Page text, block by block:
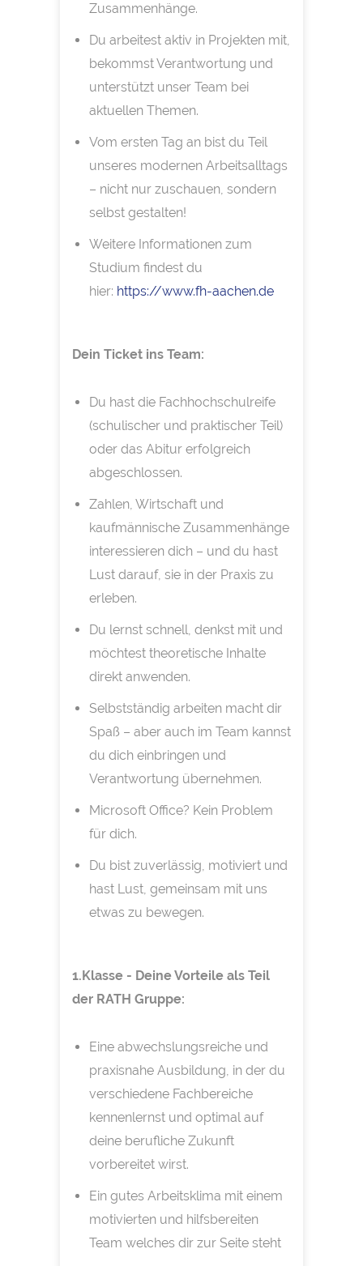
Zusammenhänge.
Du arbeitest aktiv in Projekten mit,
bekommst Verantwortung und
unterstützt unser Team bei
aktuellen Themen.
Vom ersten Tag an bist du Teil
unseres modernen Arbeitsalltags
– nicht nur zuschauen, sondern
selbst gestalten!
Weitere Informationen zum
Studium findest du
hier: https://www.fh-aachen.de
Dein Ticket ins Team:
Du hast die Fachhochschulreife
(schulischer und praktischer Teil)
oder das Abitur erfolgreich
abgeschlossen.
Zahlen, Wirtschaft und
kaufmännische Zusammenhänge
interessieren dich – und du hast
Lust darauf, sie in der Praxis zu
erleben.
Du lernst schnell, denkst mit und
möchtest theoretische Inhalte
direkt anwenden.
Selbstständig arbeiten macht dir
Spaß – aber auch im Team kannst
du dich einbringen und
Verantwortung übernehmen.
Microsoft Office? Kein Problem
für dich.
Du bist zuverlässig, motiviert und
hast Lust, gemeinsam mit uns
etwas zu bewegen.
1.Klasse - Deine Vorteile als Teil
der RATH Gruppe:
Eine abwechslungsreiche und
praxisnahe Ausbildung, in der du
verschiedene Fachbereiche
kennenlernst und optimal auf
deine berufliche Zukunft
vorbereitet wirst.
Ein gutes Arbeitsklima mit einem
motivierten und hilfsbereiten
Team welches dir zur Seite steht